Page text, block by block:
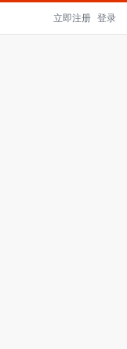
立即注册 登录